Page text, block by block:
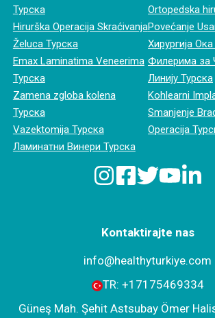
Турска
Hirurška Operacija Skraćivanja
Želuca Турска
Emax Laminatima Veneerima
Турска
Zamena zgloba kolena
Турска
Vazektomija Турска
Ламинатни Винери Турска
Ortopedska
Povećanje
Хирургија
Филерима за
Линију Турска
Kohlearni
Smanjenje
Operacija
Kontaktirajte nas
info@healthyturkiye.com
TR: +‪17175469334‬
Güneş Mah. Şehit Astsubay Ömer